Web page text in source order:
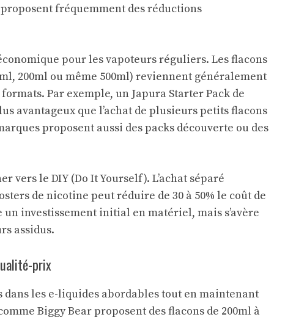
fréquemment des réductions
pour les vapoteurs réguliers. Les flacons
200ml ou même 500ml) reviennent généralement
Par exemple, un Japura Starter Pack de
avantageux que l’achat de plusieurs petits flacons
proposent aussi des packs découverte ou des
vers le DIY (Do It Yourself). L’achat séparé
de nicotine peut réduire de 30 à 50% le coût de
investissement initial en matériel, mais s’avère
assidus.
prix
les e-liquides abordables tout en maintenant
Biggy Bear proposent des flacons de 200ml à